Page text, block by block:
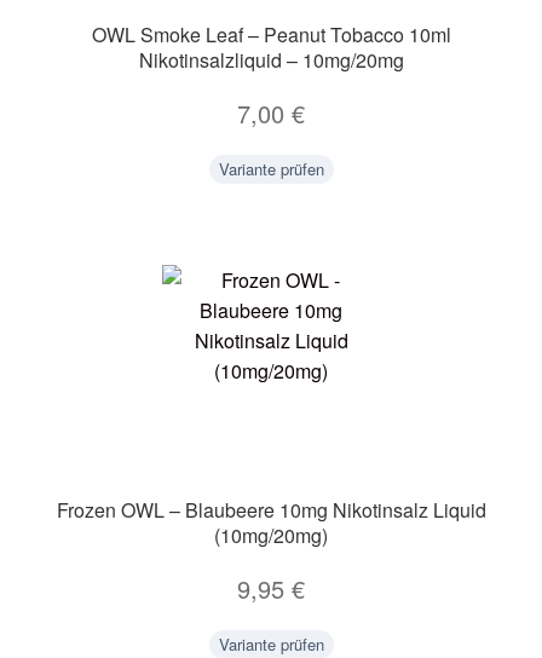
OWL Smoke Leaf – Peanut Tobacco 10ml
Nikotinsalzliquid – 10mg/20mg
7,00 €
Variante prüfen
Frozen OWL – Blaubeere 10mg Nikotinsalz Liquid
(10mg/20mg)
9,95 €
Variante prüfen